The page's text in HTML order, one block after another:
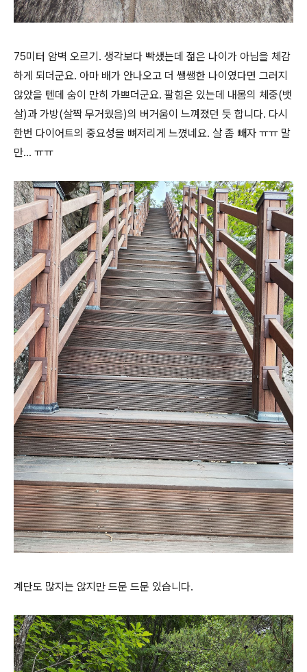
75미터 암벽 오르기. 생각보다 빡샜는데 젊은 나이가 아님을 체감
하게 되더군요. 아마 배가 안나오고 더 쌩쌩한 나이였다면 그러지
않았을 텐데 숨이 만히 가쁘더군요. 팔힘은 있는데 내몸의 체중(뱃
살)과 가방(살짝 무거웠음)의 버거움이 느껴졌던 듯 합니다. 다시
한번 다이어트의 중요성을 뼈저리게 느꼈네요. 살 좀 빼자 ㅠㅠ 말
만... ㅠㅠ
계단도 많지는 않지만 드문 드문 있습니다.